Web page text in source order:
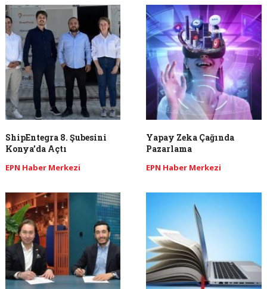
ShipEntegra 8. Şubesini
Konya’da Açtı
EPN Haber Merkezi
Yapay Zeka Çağında
Pazarlama
EPN Haber Merkezi